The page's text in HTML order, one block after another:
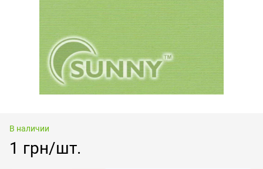
В наличии
1 грн/шт.